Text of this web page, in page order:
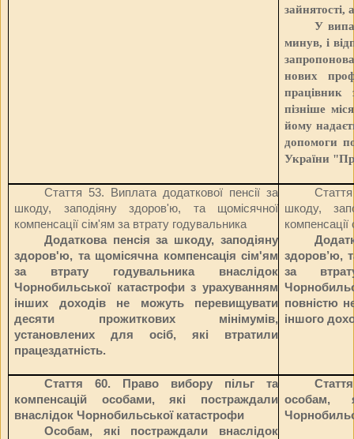
У
минув, і
нових
працівник
пізніше
йому
допомоги
України
Стаття 53. Виплата додаткової пенсії за
шкоду, заподіяну здоров'ю, та щомісячної
компенсації сім'ям за втрату годувальника
Додаткова пенсія за шкоду, заподіяну
здоров'ю, та щомісячна компенсація сім'ям
за втрату годувальника внаслідок
Чорнобильської катастрофи з урахуванням
інших доходів не можуть перевищувати
десяти прожиткових мінімумів,
установлених для осіб, які втратили
працездатність.
шкоду,
здоров’ю,
за
повністю
іншого
Стаття 60. Право вибору пільг та
компенсацій особами, які постраждали
внаслідок Чорнобильської катастрофи
Особам, які постраждали внаслідок
особам,